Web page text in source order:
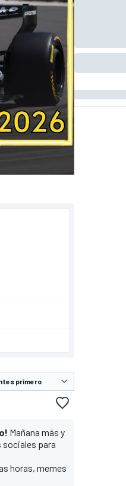
Mañana más y
sociales para
horas, memes